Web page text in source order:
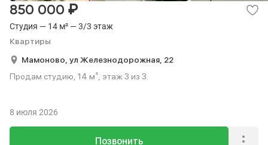
Студия — 14 м² — 3/3 этаж
Квартиры
850 000 ₽
Мамоново, ул Железнодорожная, 22
Продам студию, 14 м², этаж 3 из 3.
Позвонить
8 июля 2026